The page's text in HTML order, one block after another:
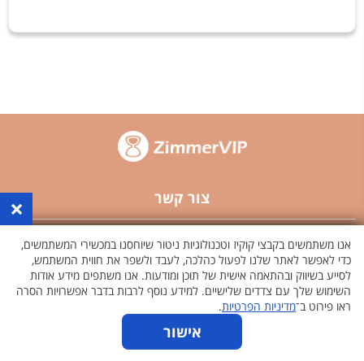
צור קשר
פרסם באתר
תקנון האתר
×
אנו משתמשים בקבצי קוקיז וטכנולוגיות ניטור שיוחסנו במכשירי המשתמשים,
כדי לאפשר לאתר שלנו לפעול כהלכה, לעבד ולשפר את חווית המשתמש,
לסייע בשיווק ובהתאמה אישית של תוכן ומודעות. אנו משתפים מידע אודות
השימוש שלך עם צדדים שלישיים. למידע נוסף לרבות בדבר אפשרויות הסרה
ראו פירוט ב־מדיניות הפרטיות.
אישור